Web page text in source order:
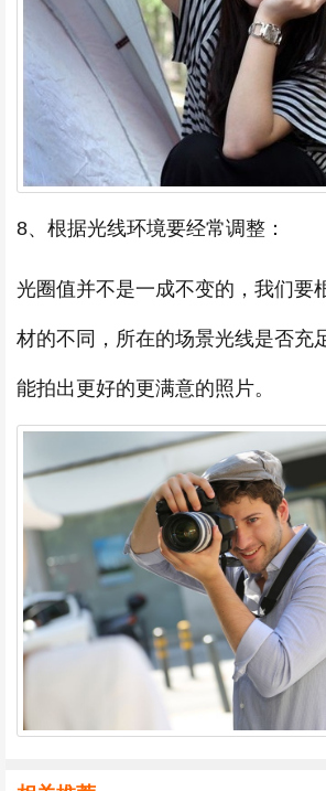
8、根据光线环境要经常调整：
光圈值并不是一成不变的，我们要
材的不同，所在的场景光线是否充
能拍出更好的更满意的照片。